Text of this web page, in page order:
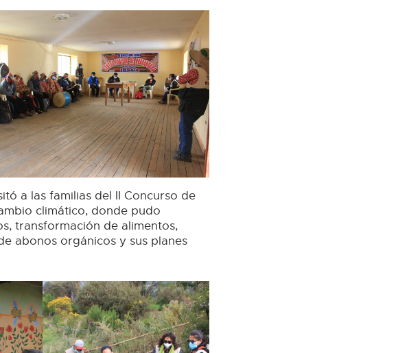
a las familias del II Concurso de
climático, donde pudo
transformación de alimentos,
abonos orgánicos y sus planes